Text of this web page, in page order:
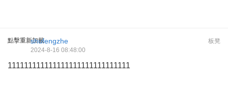
點擊重新加載 板凳
shufengzhe
2024-8-16 08:48:00
111111111111111111111111111111